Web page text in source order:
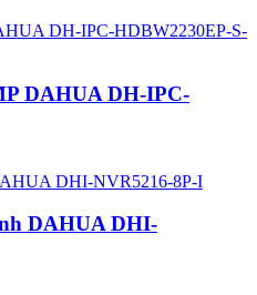
DAHUA DH-IPC-
DAHUA DHI-